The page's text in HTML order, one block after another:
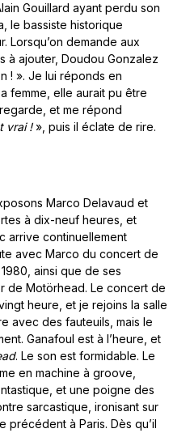
Gouillard ayant perdu son
le bassiste historique
Lorsqu’on demande aux
à ajouter, Doudou Gonzalez
! ». Je lui réponds en
femme, elle aurait pu être
et me répond
vrai !», puis il éclate de rire.
Marco Delavaud et
à dix-neuf heures, et
arrive continuellement
avec Marco du concert de
ainsi que de ses
de Motörhead. Le concert de
heure, et je rejoins la salle
avec des fauteuils, mais le
Ganafoul est à l’heure, et
. Le son est formidable. Le
en machine à groove,
et une poigne des
sarcastique, ironisant sur
à Paris. Dès qu’il